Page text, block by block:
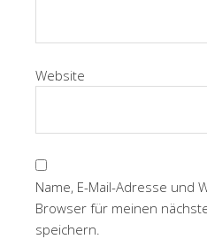
Website
Name, E-Mail-Adresse und
Browser für meinen
speichern.